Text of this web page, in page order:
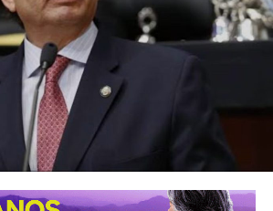
espectáculos de talla
potosinas y visitantes, como parte
y se siente en San Luis Potosí. La
Crüe marcó una de las noches
de la edición 2026